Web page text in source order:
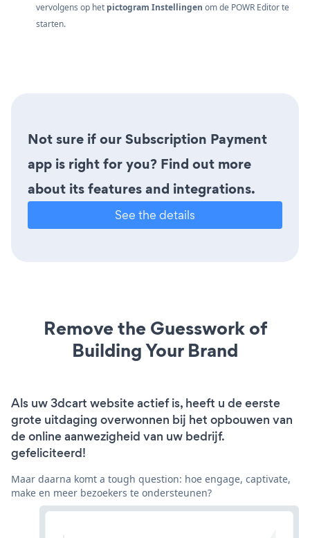
vervolgens op het pictogram Instellingen om de POWR Editor te
starten.
Not sure if our Subscription Payment
app is right for you? Find out more
about its features and integrations.
See the details
Remove the Guesswork of
Building Your Brand
Als uw 3dcart website actief is, heeft u de eerste
grote uitdaging overwonnen bij het opbouwen van
de online aanwezigheid van uw bedrijf.
gefeliciteerd!
Maar daarna komt a tough question: hoe engage, captivate,
make en meer bezoekers te ondersteunen?